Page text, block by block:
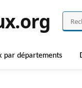
par départements